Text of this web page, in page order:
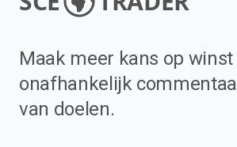
Maak meer kans op
onafhankelijk
van doelen.